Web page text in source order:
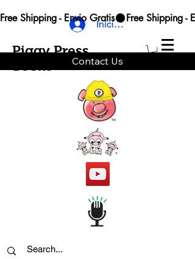
Piggy Press
Contact Us
Iniciar sesión
Free Shipping - Envio Gratis